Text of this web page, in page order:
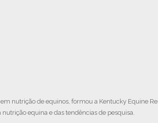
nutrição de equinos, formou a Kentucky Equine
equina e das tendências de pesquisa.